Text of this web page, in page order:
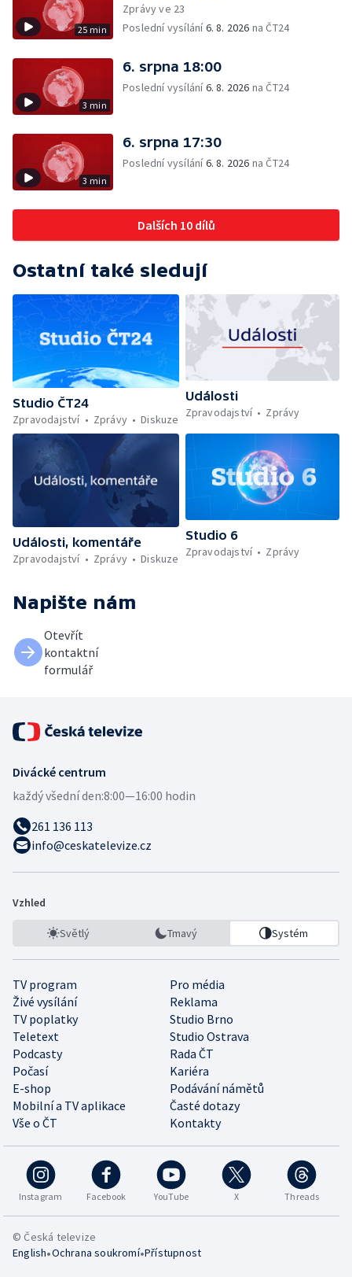
25 min
Zprávy ve 23
Poslední vysílání6. 8. 2026 na ČT24
3 min
6. srpna 18:00
Poslední vysílání6. 8. 2026 na ČT24
3 min
6. srpna 17:30
Poslední vysílání6. 8. 2026 na ČT24
Dalších 10 dílů
Ostatní také sledují
Studio ČT24
Zpravodajství
Zprávy Diskuze
Události
Zpravodajství
Zprávy
Události, komentáře
Zpravodajství
Zprávy Diskuze
Studio 6
Zpravodajství
Zprávy
Napište nám
Otevřít
kontaktní
formulář
Divácké centrum
každý všední den:8:00—16:00 hodin
261 136 113
info@ceskatelevize.cz
Vzhled
Světlý Tmavý Systém
TV program
Pro média
Živé vysílání
Reklama
TV poplatky
Studio Brno
Teletext
Studio Ostrava
Podcasty
Rada ČT
Počasí
Kariéra
E-shop
Podávání námětů
Mobilní a TV aplikace
Časté dotazy
Vše o ČT
Kontakty
Instagram Facebook YouTube X Threads
© Česká televize
English•Ochrana soukromí•Přístupnost